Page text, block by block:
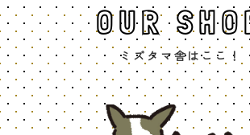
OUR
ミズタマ舎はここ！